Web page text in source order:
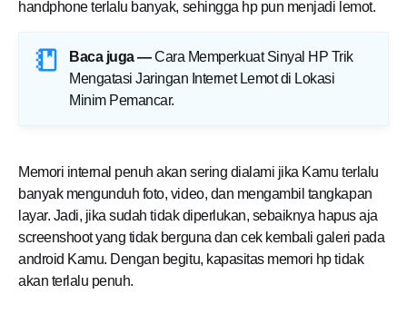
handphone terlalu banyak, sehingga hp pun menjadi lemot.
Baca juga — Cara Memperkuat Sinyal HP Trik
Mengatasi Jaringan Internet Lemot di Lokasi
Minim Pemancar.
Memori internal penuh akan sering dialami jika Kamu terlalu
banyak mengunduh foto, video, dan mengambil tangkapan
layar. Jadi, jika sudah tidak diperlukan, sebaiknya hapus aja
screenshoot yang tidak berguna dan cek kembali galeri pada
android Kamu. Dengan begitu, kapasitas memori hp tidak
akan terlalu penuh.